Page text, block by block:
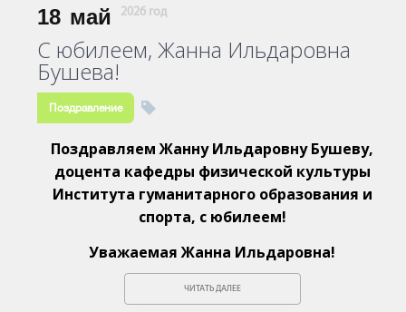
18 май 2026 год
С юбилеем, Жанна Ильдаровна
Бушева!
Поздравление
Поздравляем Жанну Ильдаровну Бушеву,
доцента кафедры физической культуры
Института гуманитарного образования и
спорта, с юбилеем!
Уважаемая Жанна Ильдаровна!
ЧИТАТЬ ДАЛЕЕ